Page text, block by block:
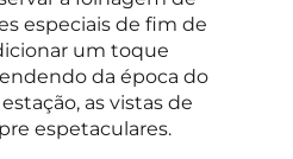
especiais de fim de
um toque
da época do
as vistas de
espetaculares.